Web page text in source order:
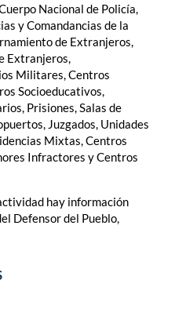
Nacional de Policía,
y Comandancias de la
de Extranjeros,
Extranjeros,
Militares, Centros
Socioeducativos,
Prisiones, Salas de
Juzgados, Unidades
Mixtas, Centros
Infractores y Centros
hay información
Defensor del Pueblo,